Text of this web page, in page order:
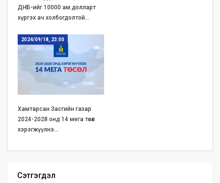
ДНБ-ийг 10000 ам.долларт
хүргэх ач холбогдолтой…
2024/09/18, 23:00
Хамтарсан Засгийн газар
2024-2028 онд 14 мега төсөл
хэрэгжүүлнэ…
Сэтгэгдэл